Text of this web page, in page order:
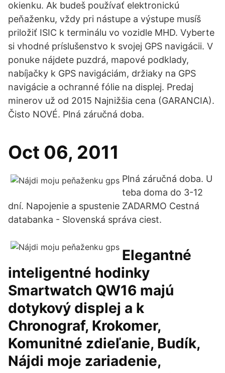
okienku. Ak budeš používať elektronickú
peňaženku, vždy pri nástupe a výstupe musíš
priložiť ISIC k terminálu vo vozidle MHD. Vyberte
si vhodné príslušenstvo k svojej GPS navigácii. V
ponuke nájdete puzdrá, mapové podklady,
nabíjačky k GPS navigáciám, držiaky na GPS
navigácie a ochranné fólie na displej. Predaj
minerov už od 2015 Najnižšia cena (GARANCIA).
Čisto NOVÉ. Plná záručná doba.
Oct 06, 2011
Plná záručná doba. U
teba doma do 3-12
dní. Napojenie a spustenie ZADARMO Cestná
databanka - Slovenská správa ciest.
Elegantné
inteligentné hodinky
Smartwatch QW16 majú
dotykový displej a k
Chronograf, Krokomer,
Komunitné zdieľanie, Budík,
Nájdi moje zariadenie,